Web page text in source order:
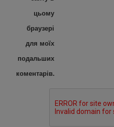
цьому
браузері
для моїх
подальших
коментарів.